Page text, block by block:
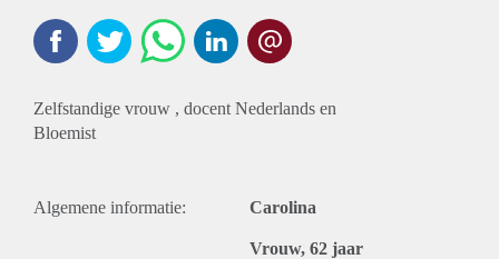
Zelfstandige vrouw , docent Nederlands en
Bloemist
Algemene informatie: Carolina
Vrouw, 62 jaar